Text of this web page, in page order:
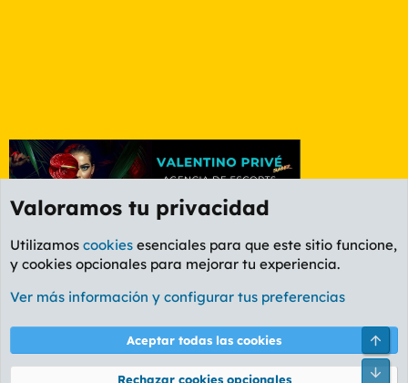
Foro General
Cookies
PL OLDSTYLE AMARILLO
Términos y reglas Política de privacidad Ayuda
Valoramos tu privacidad
Utilizamos cookies esenciales para que este sitio funcione,
y cookies opcionales para mejorar tu experiencia.
Ver más información y configurar tus preferencias
Aceptar todas las cookies
Rechazar cookies opcionales
Pie